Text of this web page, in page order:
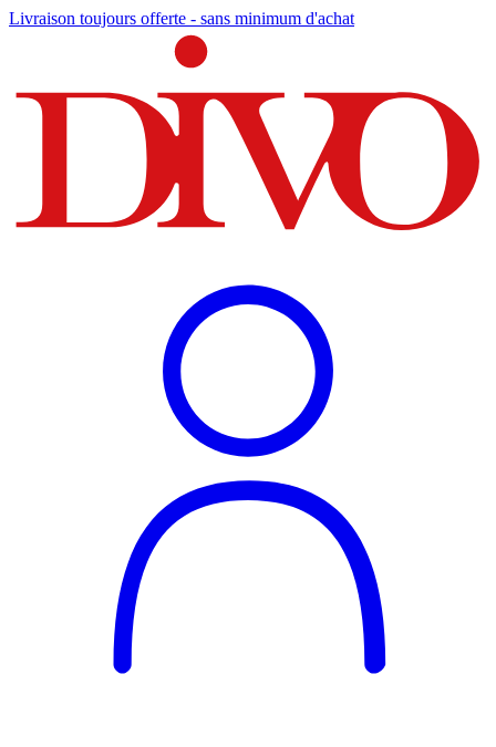
Livraison toujours offerte - sans minimum d'achat